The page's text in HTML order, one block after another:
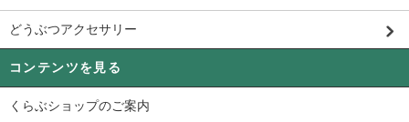
どうぶつアクセサリー
コンテンツを見る
くらぶショップのご案内